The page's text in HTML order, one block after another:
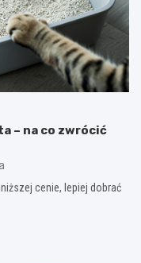
– na co zwrócić
cenie, lepiej dobrać